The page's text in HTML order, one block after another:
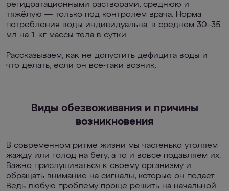
регидратационными растворами, среднюю и
тяжёлую — только под контролем врача. Норма
потребления воды индивидуальна: в среднем 30–35
мл на 1 кг массы тела в сутки.
Рассказываем, как не допустить дефицита воды и
что делать, если он все-таки возник.
Виды обезвоживания и причины
возникновения
В современном ритме жизни мы частенько утоляем
жажду или голод на бегу, а то и вовсе подавляем их.
Важно прислушиваться к своему организму и
обращать внимание на сигналы, которые он подает.
Ведь любую проблему проще решить на начальной